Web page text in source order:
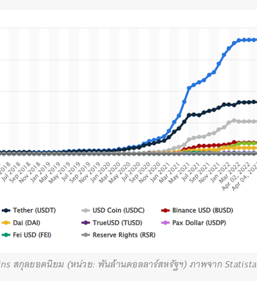
สกุลยอดนิยม (หน่วย: พันล้านดอลลาร์สหรัฐฯ) ภาพจาก Statista